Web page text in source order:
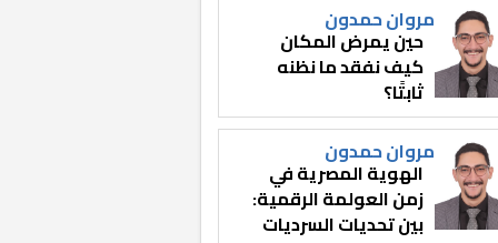
مروان حمدون
حين يمرض المكان
كيف نفقد ما نظنه
ثابتًا؟
مروان حمدون
الهوية المصرية في
زمن العولمة الرقمية:
بين تحديات السرديات